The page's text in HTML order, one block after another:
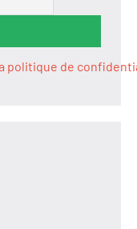
politique de